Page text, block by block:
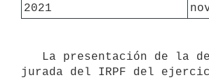
2021
jurada del IRPF del